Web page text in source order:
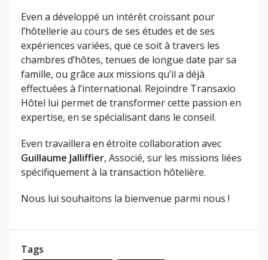
Even a développé un intérêt croissant pour
l’hôtellerie au cours de ses études et de ses
expériences variées, que ce soit à travers les
chambres d’hôtes, tenues de longue date par sa
famille, ou grâce aux missions qu’il a déjà
effectuées à l’international. Rejoindre Transaxio
Hôtel lui permet de transformer cette passion en
expertise, en se spécialisant dans le conseil.
Even travaillera en étroite collaboration avec
Guillaume Jalliffier, Associé, sur les missions liées
spécifiquement à la transaction hôtelière.
Nous lui souhaitons la bienvenue parmi nous !
Tags